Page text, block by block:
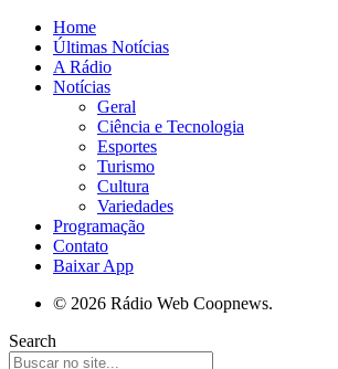
Home
Últimas Notícias
A Rádio
Notícias
Geral
Ciência e Tecnologia
Esportes
Turismo
Cultura
Variedades
Programação
Contato
Baixar App
© 2026 Rádio Web Coopnews.
Search